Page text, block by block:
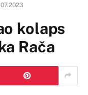
kolaps
Rača